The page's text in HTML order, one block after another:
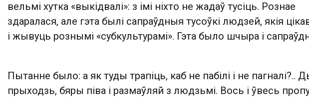
вельмі хутка «выкідвалі»: з імі ніхто не жадаў тусіць. Рознае
здаралася, але гэта былі сапраўдныя тусоўкі людзей, якія
і жывуць рознымі «субкультурамі». Гэта было шчыра і
Пытанне было: а як туды трапіць, каб не пабілі і не пагналі?..
прыходзь, бяры піва і размаўляй з людзьмі. Вось і ўвесь